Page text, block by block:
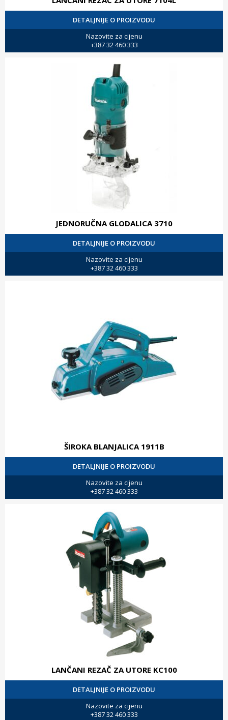
DETALJNIJE O PROIZVODU
Nazovite za cijenu
+387 32 460 333
JEDNORUČNA GLODALICA 3710
DETALJNIJE O PROIZVODU
Nazovite za cijenu
+387 32 460 333
ŠIROKA BLANJALICA 1911B
DETALJNIJE O PROIZVODU
Nazovite za cijenu
+387 32 460 333
LANČANI REZAČ ZA UTORE KC100
DETALJNIJE O PROIZVODU
Nazovite za cijenu
+387 32 460 333